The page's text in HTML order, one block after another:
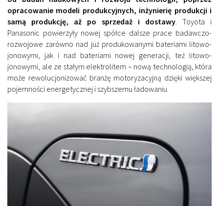
opracowanie modeli produkcyjnych, inżynierię produkcji i
samą produkcję, aż po sprzedaż i dostawy. Toyota i
Panasonic powierzyły nowej spółce dalsze prace badawczo-
rozwojowe zarówno nad już produkowanymi bateriami litowo-
jonowymi, jak i nad bateriami nowej generacji, też litowo-
jonowymi, ale ze stałym elektrolitem – nową technologią, która
może rewolucjonizować branżę motoryzacyjną dzięki większej
pojemności energetycznej i szybszemu ładowaniu.